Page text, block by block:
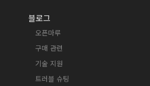
블로그
오픈마루
구매 관련
기술 지원
트러블 슈팅